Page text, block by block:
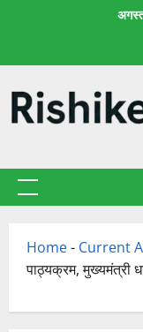
प्राथमिक
Home- Current
पाठ्यक्रम, मुख्यमंत्री